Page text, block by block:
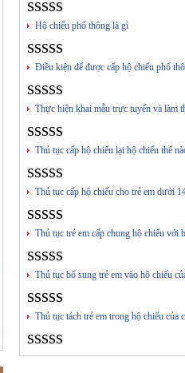
sssss
Hộ chiếu phổ thông là gì
sssss
Điều kiện để được cấp hộ chiếu phổ
sssss
Thực hiện khai mẫu trực tuyến và làm
sssss
Thủ tục cấp hộ chiếu lại hộ chiếu thế
sssss
Thủ tục cấp hộ chiếu cho trẻ em dưới
sssss
Thủ tục trẻ em cấp chung hộ chiếu với
sssss
Thủ tục bổ sung trẻ em vào hộ chiếu
sssss
Thủ tục tách trẻ em trong hộ chiếu của
sssss